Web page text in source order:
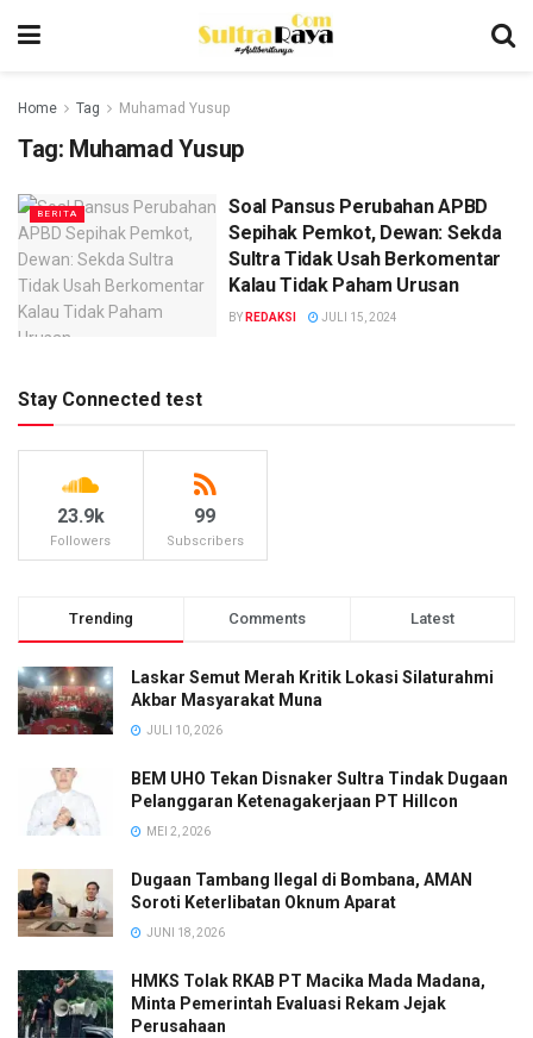
Home Tag Muhamad Yusup
Tag: Muhamad Yusup
BERITA
Soal Pansus Perubahan APBD
Sepihak Pemkot, Dewan: Sekda
Sultra Tidak Usah Berkomentar
Kalau Tidak Paham Urusan
BY REDAKSI JULI 15, 2024
Stay Connected test
23.9k
Followers
99
Subscribers
Trending Comments Latest
Laskar Semut Merah Kritik Lokasi Silaturahmi
Akbar Masyarakat Muna
JULI 10, 2026
BEM UHO Tekan Disnaker Sultra Tindak Dugaan
Pelanggaran Ketenagakerjaan PT Hillcon
MEI 2, 2026
Dugaan Tambang Ilegal di Bombana, AMAN
Soroti Keterlibatan Oknum Aparat
JUNI 18, 2026
HMKS Tolak RKAB PT Macika Mada Madana,
Minta Pemerintah Evaluasi Rekam Jejak
Perusahaan